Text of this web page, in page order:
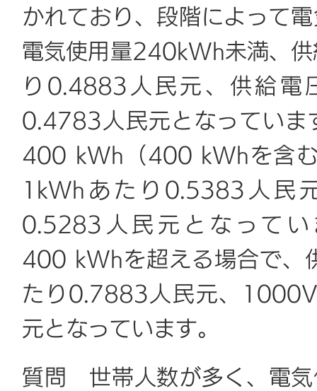
かれており、段階によって
電気使用量240kWh未満、
り0.4883人民元、供給
0.4783人民元となってい
400 kWh（400 kWhを含
1kWhあたり0.5383人民
0.5283人民元となって
400 kWhを超える場合で
たり0.7883人民元、
元となっています。
質問 世帯人数が多く、電気